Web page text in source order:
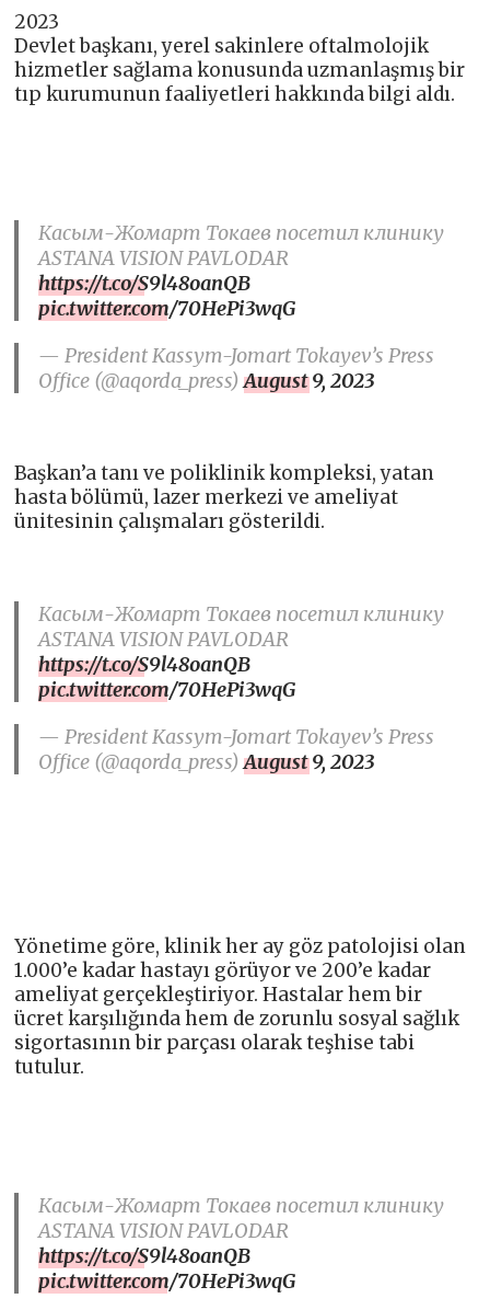
2023
Devlet başkanı, yerel sakinlere oftalmolojik
hizmetler sağlama konusunda uzmanlaşmış bir
tıp kurumunun faaliyetleri hakkında bilgi aldı.
Касым-Жомарт Токаев посетил клинику
ASTANA VISION PAVLODAR
https://t.co/S9l48oanQB
pic.twitter.com/70HePi3wqG
— President Kassym-Jomart Tokayev’s Press
Office (@aqorda_press)August 9, 2023
Başkan’a tanı ve poliklinik kompleksi, yatan
hasta bölümü, lazer merkezi ve ameliyat
ünitesinin çalışmaları gösterildi.
Касым-Жомарт Токаев посетил клинику
ASTANA VISION PAVLODAR
https://t.co/S9l48oanQB
pic.twitter.com/70HePi3wqG
— President Kassym-Jomart Tokayev’s Press
Office (@aqorda_press)August 9, 2023
Yönetime göre, klinik her ay göz patolojisi olan
1.000’e kadar hastayı görüyor ve 200’e kadar
ameliyat gerçekleştiriyor. Hastalar hem bir
ücret karşılığında hem de zorunlu sosyal sağlık
sigortasının bir parçası olarak teşhise tabi
tutulur.
Касым-Жомарт Токаев посетил клинику
ASTANA VISION PAVLODAR
https://t.co/S9l48oanQB
pic.twitter.com/70HePi3wqG